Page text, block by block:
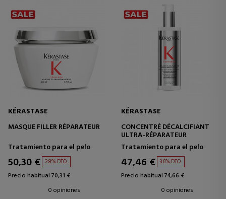
KÉRASTASE
MASQUE FILLER RÉPARATEUR
Tratamiento para el pelo
50,30 € 28% DTO.
Precio habitual 70,31 €
0 opiniones
KÉRASTASE
CONCENTRÉ DÉCALCIFIANT
ULTRA-RÉPARATEUR
Tratamiento para el pelo
47,46 € 36% DTO.
Precio habitual 74,66 €
0 opiniones